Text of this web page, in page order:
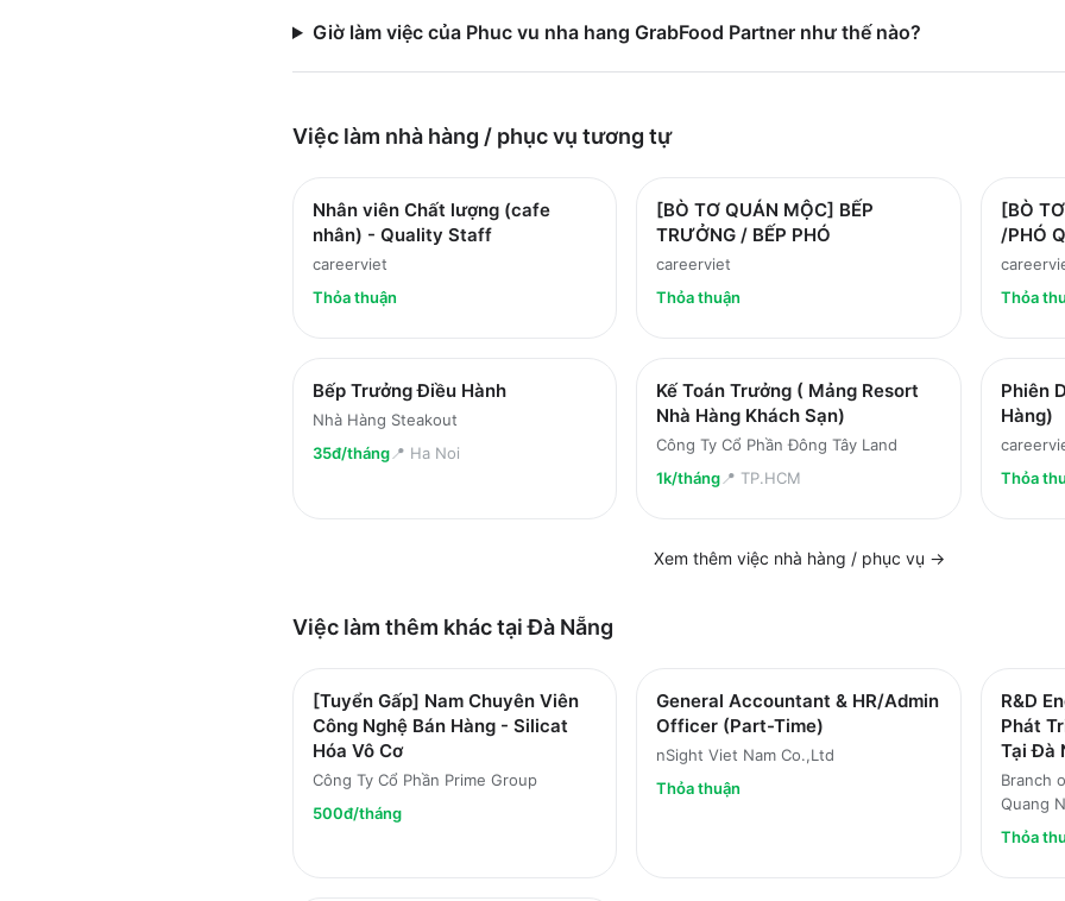
Giờ làm việc của Phuc vu nha hang GrabFood Partner như thế nào?
Việc làm nhà hàng / phục vụ tương tự
Nhân viên Chất lượng (cafe
nhân) - Quality Staff
careerviet
Thỏa thuận
[BÒ TƠ QUÁN MỘC] BẾP
TRƯỞNG / BẾP PHÓ
careerviet
Thỏa thuận
[BÒ
/PHÓ
Thỏa
Bếp Trưởng Điều Hành
Nhà Hàng Steakout
35đ/tháng📍 Ha Noi
Kế Toán Trưởng ( Mảng Resort
Nhà Hàng Khách Sạn)
Công Ty Cổ Phần Đông Tây Land
1k/tháng📍 TP.HCM
Phiên
Hàng)
Thỏa
Xem thêm việc nhà hàng / phục vụ →
Việc làm thêm khác tạiĐà Nẵng
[Tuyển Gấp] Nam Chuyên Viên
Công Nghệ Bán Hàng - Silicat
Hóa Vô Cơ
Công Ty Cổ Phần Prime Group
500đ/tháng
General Accountant & HR/Admin
Officer (Part-Time)
nSight Viet Nam Co.,Ltd
Thỏa thuận
R&D
Phát
Tại Đà
Branch
Quang
Thỏa